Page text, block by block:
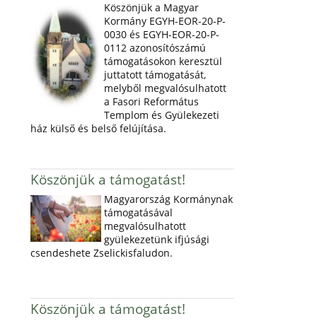
Köszönjük a Magyar
Kormány EGYH-EOR-20-P-
0030 és EGYH-EOR-20-P-
0112 azonosítószámú
támogatásokon keresztül
juttatott támogatását,
melyből megvalósulhatott
a Fasori Református
Templom és Gyülekezeti
ház külső és belső felújítása.
Köszönjük a támogatást!
Magyarország Kormánynak
támogatásával
megvalósulhatott
gyülekezetünk ifjúsági
csendeshete Zselickisfaludon.
Köszönjük a támogatást!